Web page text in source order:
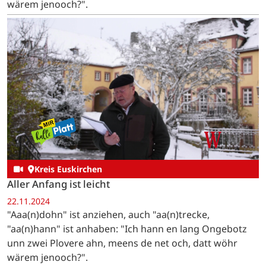
wärem jenooch?".
Kreis Euskirchen
Aller Anfang ist leicht
22.11.2024
"Aaa(n)dohn" ist anziehen, auch "aa(n)trecke,
"aa(n)hann" ist anhaben: "Ich hann en lang Ongebotz
unn zwei Plovere ahn, meens de net och, datt wöhr
wärem jenooch?".